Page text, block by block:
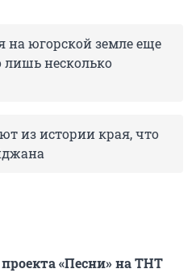
на югорской земле еще
лишь несколько
из истории края, что
«Песни» на ТНТ